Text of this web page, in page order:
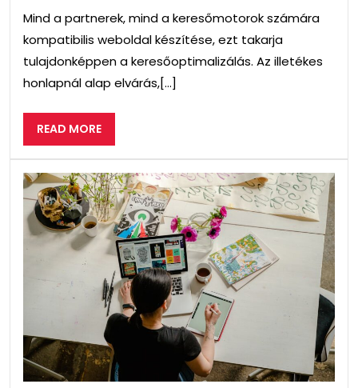
Mind a partnerek, mind a keresőmotorok számára
kompatibilis weboldal készítése, ezt takarja
tulajdonképpen a keresőoptimalizálás. Az illetékes
honlapnál alap elvárás,[...]
READ MOREREAD
MORE